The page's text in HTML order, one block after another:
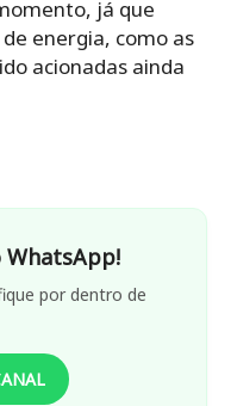
já que
energia, como as
acionadas ainda
WhatsApp!
por dentro de